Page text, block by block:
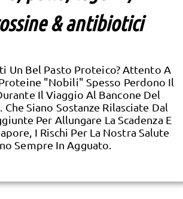
& antibiotici
Un Bel Pasto Proteico? Attento A
"nobili" Spesso Perdono Il
Il Viaggio Al Bancone Del
Siano Sostanze Rilasciate Dal
Per Allungare La Scadenza E
I Rischi Per La Nostra Salute
Sempre In Agguato.